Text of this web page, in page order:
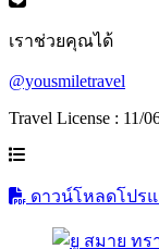
เราช่วยคุณได้
@yousmiletravel
Travel License : 11/
ดาวน์โหลดโปร